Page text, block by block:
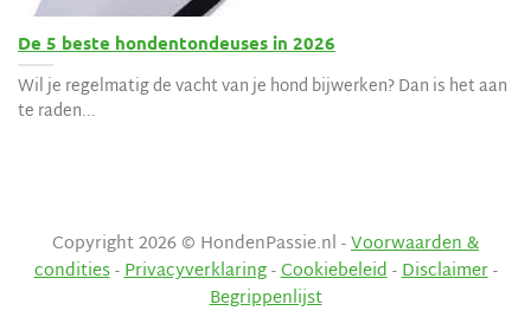
De 5 beste hondentondeuses in 2026
Wil je regelmatig de vacht van je hond bijwerken? Dan is het aan
te raden...
Copyright 2026 © HondenPassie.nl -Voorwaarden &
condities-Privacyverklaring-Cookiebeleid-Disclaimer-
Begrippenlijst